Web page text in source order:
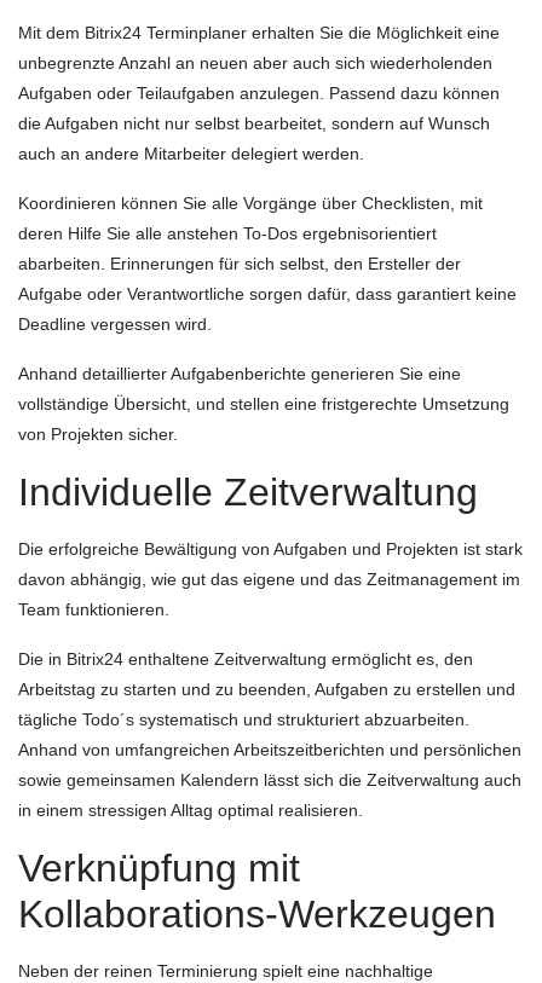
Mit dem Bitrix24 Terminplaner erhalten Sie die Möglichkeit eine
unbegrenzte Anzahl an neuen aber auch sich wiederholenden
Aufgaben oder Teilaufgaben anzulegen. Passend dazu können
die Aufgaben nicht nur selbst bearbeitet, sondern auf Wunsch
auch an andere Mitarbeiter delegiert werden.
Koordinieren können Sie alle Vorgänge über Checklisten, mit
deren Hilfe Sie alle anstehen To-Dos ergebnisorientiert
abarbeiten. Erinnerungen für sich selbst, den Ersteller der
Aufgabe oder Verantwortliche sorgen dafür, dass garantiert keine
Deadline vergessen wird.
Anhand detaillierter Aufgabenberichte generieren Sie eine
vollständige Übersicht, und stellen eine fristgerechte Umsetzung
von Projekten sicher.
Individuelle Zeitverwaltung
Die erfolgreiche Bewältigung von Aufgaben und Projekten ist stark
davon abhängig, wie gut das eigene und das Zeitmanagement im
Team funktionieren.
Die in Bitrix24 enthaltene Zeitverwaltung ermöglicht es, den
Arbeitstag zu starten und zu beenden, Aufgaben zu erstellen und
tägliche Todo´s systematisch und strukturiert abzuarbeiten.
Anhand von umfangreichen Arbeitszeitberichten und persönlichen
sowie gemeinsamen Kalendern lässt sich die Zeitverwaltung auch
in einem stressigen Alltag optimal realisieren.
Verknüpfung mit
Kollaborations-Werkzeugen
Neben der reinen Terminierung spielt eine nachhaltige